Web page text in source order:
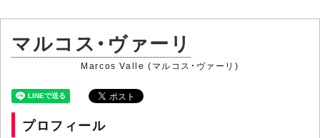
マルコス・ヴァーリ
Marcos Valle (マルコス・ヴァーリ)
プロフィール